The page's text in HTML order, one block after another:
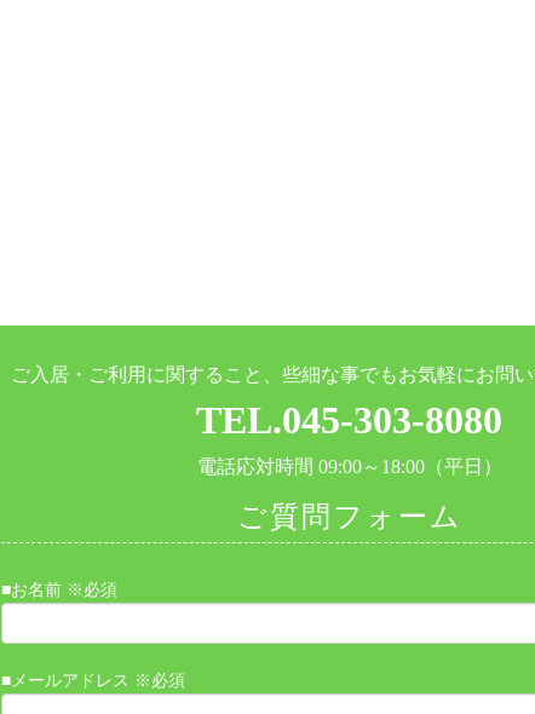
ご入居・ご利用に関すること、些細な事でもお気軽にお問い
TEL.045-303-8080
電話応対時間 09:00～18:00（平日）
ご質問フォーム
■お名前 ※必須
■メールアドレス ※必須